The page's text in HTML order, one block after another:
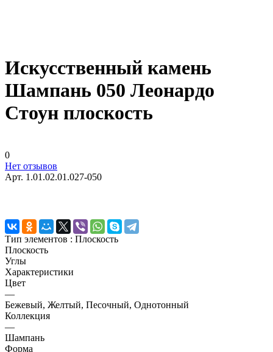
Искусственный камень
Шампань 050 Леонардо
Стоун плоскость
0
Нет отзывов
Арт. 1.01.02.01.027-050
Тип элементов : Плоскость
Плоскость
Углы
Характеристики
Цвет
—
Бежевый, Желтый, Песочный, Однотонный
Коллекция
—
Шампань
Форма